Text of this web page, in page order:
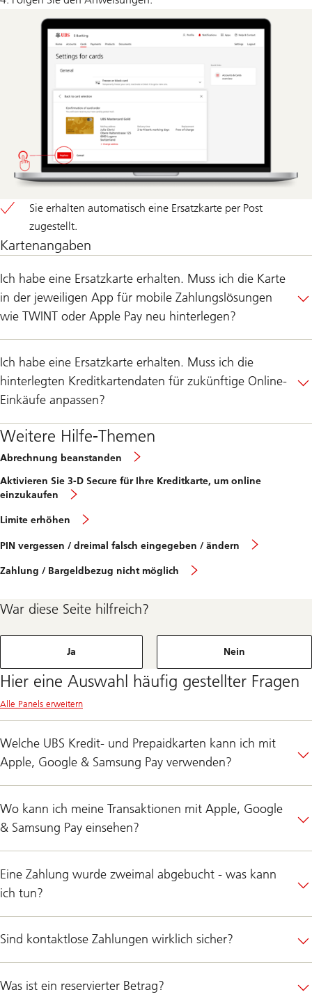
Sie erhalten automatisch eine Ersatzkarte per Post
zugestellt.
Kartenangaben
Ich habe eine Ersatzkarte erhalten. Muss ich die Karte
in der jeweiligen App für mobile Zahlungslösungen
wie TWINT oder Apple Pay neu hinterlegen?
Ich habe eine Ersatzkarte erhalten. Muss ich die
hinterlegten Kreditkartendaten für zukünftige Online-
Einkäufe anpassen?
Weitere Hilfe-Themen
Abrechnung beanstanden
Aktivieren Sie 3-D Secure für Ihre Kreditkarte, um online
einzukaufen
Limite erhöhen
PIN vergessen / dreimal falsch eingegeben / ändern
Zahlung / Bargeldbezug nicht möglich
War diese Seite hilfreich?
Ja Nein
Hier eine Auswahl häufig gestellter Fragen
Alle Panels erweitern
Welche UBS Kredit- und Prepaidkarten kann ich mit
Apple, Google & Samsung Pay verwenden?
Wo kann ich meine Transaktionen mit Apple, Google
& Samsung Pay einsehen?
Eine Zahlung wurde zweimal abgebucht - was kann
ich tun?
Sind kontaktlose Zahlungen wirklich sicher?
Was ist ein reservierter Betrag?